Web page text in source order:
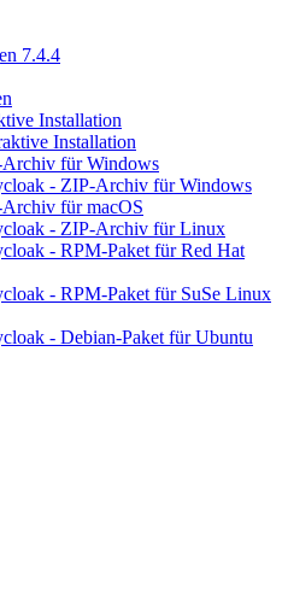
7.4.4
Installation
Installation
für Windows
- ZIP-Archiv für Windows
für macOS
- ZIP-Archiv für Linux
- RPM-Paket für Red Hat
- RPM-Paket für SuSe Linux
- Debian-Paket für Ubuntu